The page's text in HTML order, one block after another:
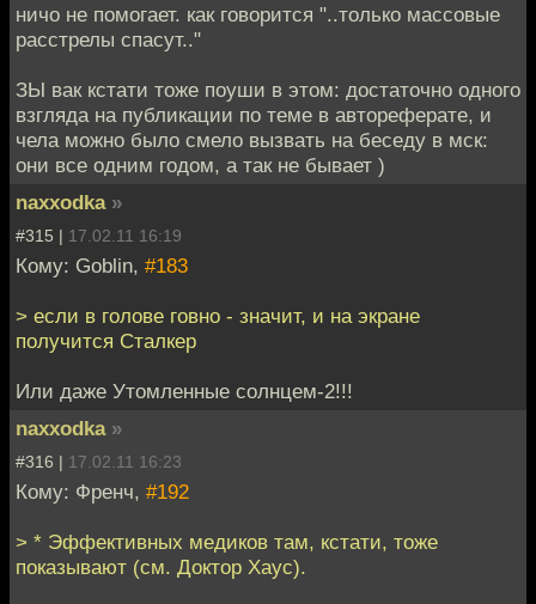
ничо не помогает. как говорится "..только массовые
расстрелы спасут.."
ЗЫ вак кстати тоже поуши в этом: достаточно одного
взгляда на публикации по теме в автореферате, и
чела можно было смело вызвать на беседу в мск:
они все одним годом, а так не бывает )
naxxodka »
#315 | 17.02.11 16:19
Кому: Goblin, #183
> если в голове говно - значит, и на экране
получится Сталкер
Или даже Утомленные солнцем-2!!!
naxxodka »
#316 | 17.02.11 16:23
Кому: Френч, #192
> * Эффективных медиков там, кстати, тоже
показывают (см. Доктор Хаус).